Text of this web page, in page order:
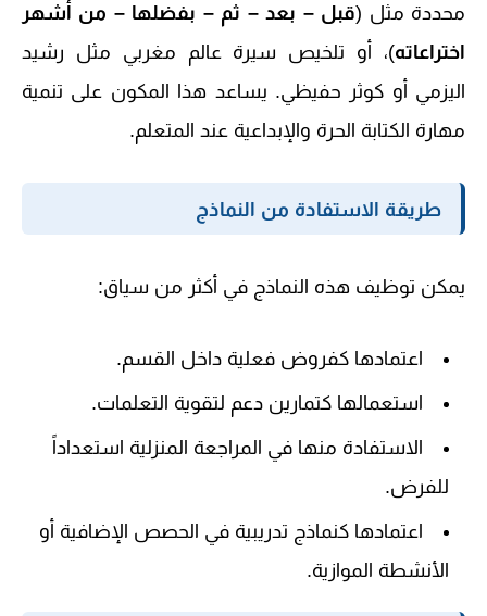
محددة مثل (قبل – بعد – ثم – بفضلها – من أشهر
اختراعاته)، أو تلخيص سيرة عالم مغربي مثل رشيد
اليزمي أو كوثر حفيظي. يساعد هذا المكون على تنمية
مهارة الكتابة الحرة والإبداعية عند المتعلم.
طريقة الاستفادة من النماذج
يمكن توظيف هذه النماذج في أكثر من سياق:
اعتمادها كفروض فعلية داخل القسم.
استعمالها كتمارين دعم لتقوية التعلمات.
الاستفادة منها في المراجعة المنزلية استعداداً
للفرض.
اعتمادها كنماذج تدريبية في الحصص الإضافية أو
الأنشطة الموازية.